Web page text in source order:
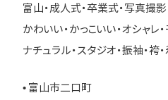
富山・成人式・卒業式・写真撮
かわいい・かっこいい・オシャレ
ナチュラル・スタジオ・振袖・袴
• 富山市二口町